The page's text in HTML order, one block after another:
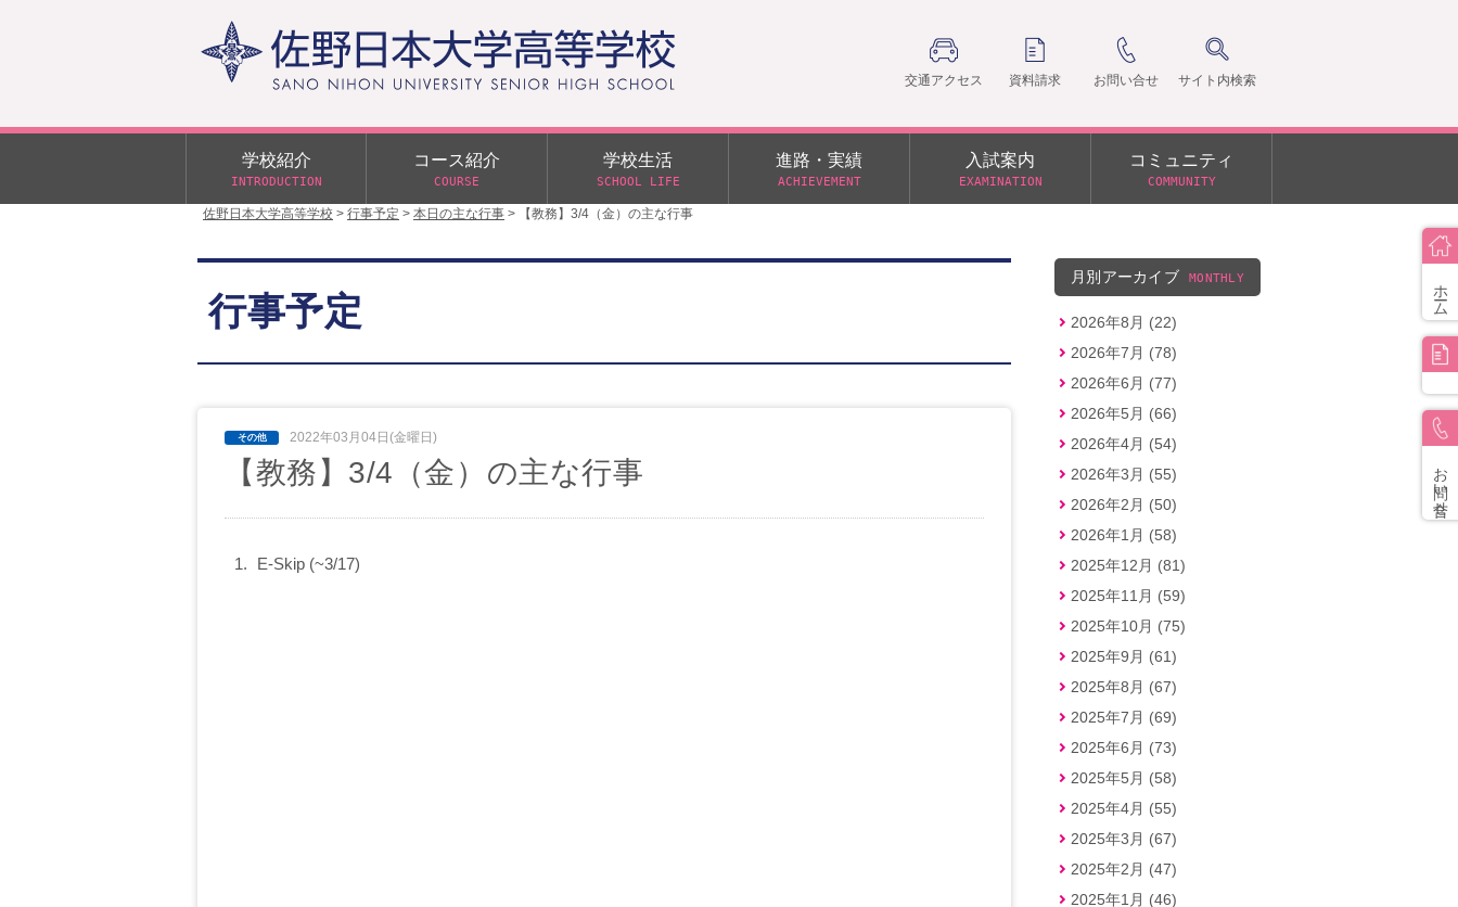
ホーム
お問い合せ
交通アクセス 資料請求 お問い合せ サイト内検索
佐野日本大学高等学校 > 行事予定 > 本日の主な行事 > 【教務】3/4（金）の主な行事
学校紹介
INTRODUCTION
学校案内
広報佐野日大
コース紹介
COURSE
αクラス 特別進学クラス（Tクラス）
ス）
N進学クラス（Nクラス）
学校生活
SCHOOL LIFE
スクールバス
学則（令和8年度～）
進路・実績
ACHIEVEMENT
日大DAY
入試案内
EXAMINATION
学校案内パンフレット
令和７年度 学力判定テスト
コミュニティ
COMMUNITY
サニチヒーローズ
行事予定
2022年03月04日(金曜日)
【教務】3/4（金）の主な行事
E-Skip (~3/17)
月別アーカイブ MONTHLY
2026年8月 (22)
2026年7月 (78)
2026年6月 (77)
2026年5月 (66)
2026年4月 (54)
2026年3月 (55)
2026年2月 (50)
2026年1月 (58)
2025年12月 (81)
2025年11月 (59)
2025年10月 (75)
2025年9月 (61)
2025年8月 (67)
2025年7月 (69)
2025年6月 (73)
2025年5月 (58)
2025年4月 (55)
2025年3月 (67)
2025年2月 (47)
2025年1月 (46)